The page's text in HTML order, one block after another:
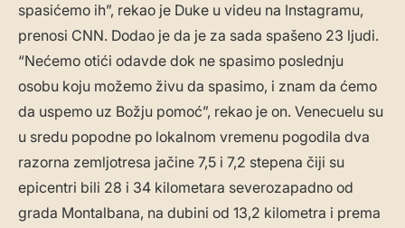
spasićemo ih”, rekao je Duke u videu na Instagramu,
prenosi CNN. Dodao je da je za sada spašeno 23 ljudi.
“Nećemo otići odavde dok ne spasimo poslednju
osobu koju možemo živu da spasimo, i znam da ćemo
da uspemo uz Božju pomoć”, rekao je on. Venecuelu su
u sredu popodne po lokalnom vremenu pogodila dva
razorna zemljotresa jačine 7,5 i 7,2 stepena čiji su
epicentri bili 28 i 34 kilometara severozapadno od
grada Montalbana, na dubini od 13,2 kilometra i prema